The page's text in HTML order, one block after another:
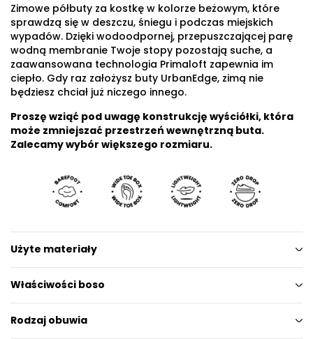
Zimowe półbuty za kostkę w kolorze beżowym, które
sprawdzą się w deszczu, śniegu i podczas miejskich
wypadów. Dzięki wodoodpornej, przepuszczającej parę
wodną membranie Twoje stopy pozostają suche, a
zaawansowana technologia Primaloft zapewnia im
ciepło. Gdy raz założysz buty UrbanEdge, zimą nie
będziesz chciał już niczego innego.
Proszę wziąć pod uwagę konstrukcję wyściółki, która
może zmniejszać przestrzeń wewnętrzną buta.
Zalecamy wybór większego rozmiaru.
Użyte materiały
Właściwości boso
Rodzaj obuwia